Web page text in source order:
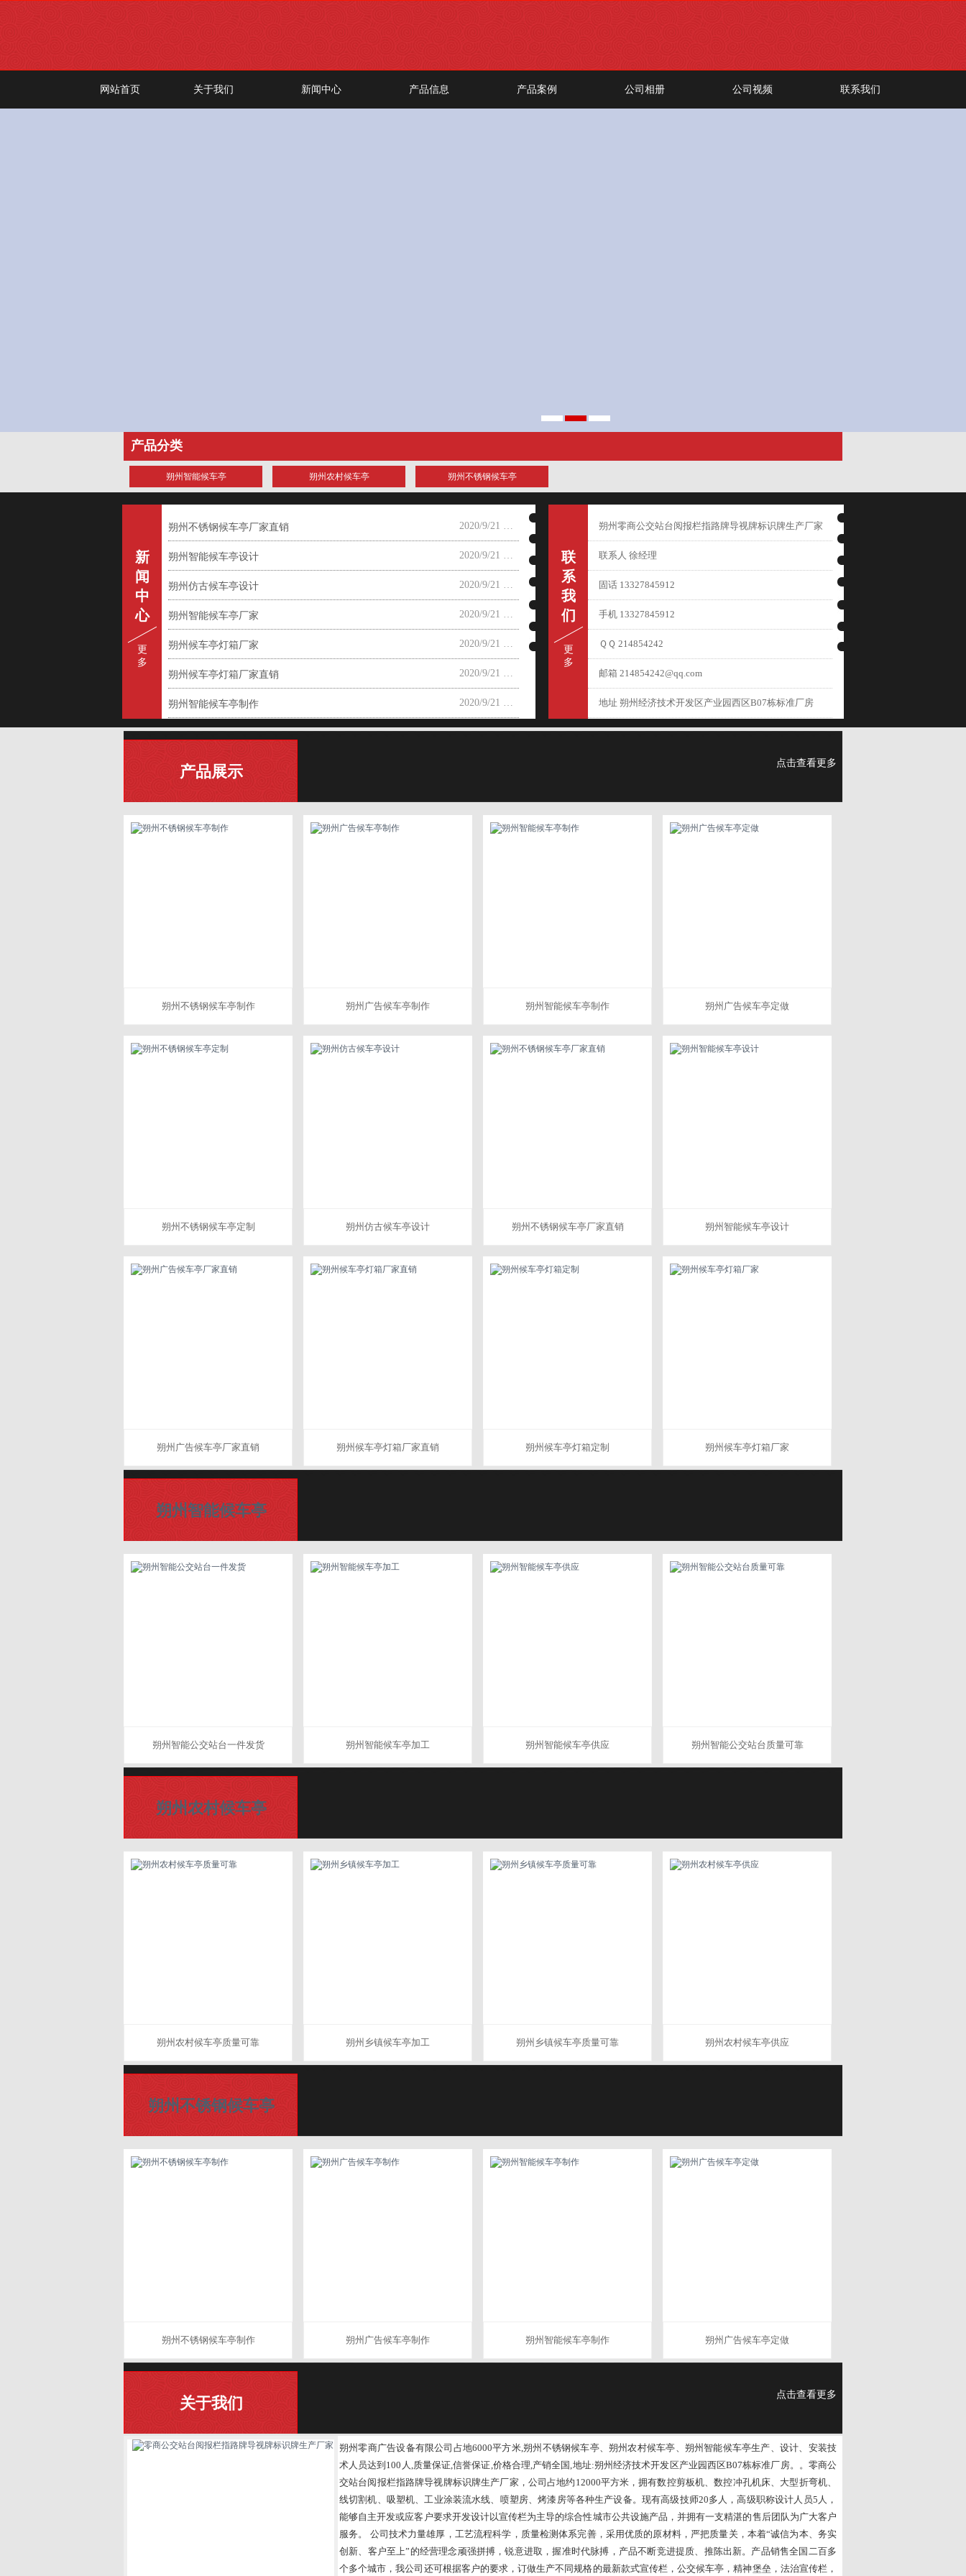
网站首页 关于我们 新闻中心 产品信息 产品案例 公司相册 公司视频 联系我们
产品分类
朔州智能候车亭 朔州农村候车亭 朔州不锈钢候车亭
新
闻
中
心
更
多
朔州不锈钢候车亭厂家直销 2020/9/21 14:02:25
朔州智能候车亭设计 2020/9/21 14:02:23
朔州仿古候车亭设计 2020/9/21 14:02:20
朔州智能候车亭厂家 2020/9/21 14:02:18
朔州候车亭灯箱厂家 2020/9/21 14:02:15
朔州候车亭灯箱厂家直销 2020/9/21 14:02:13
朔州智能候车亭制作 2020/9/21 14:02:10
联
系
我
们
更
多
朔州零商公交站台阅报栏指路牌导视牌标识牌生产厂家
联系人 徐经理
固话 13327845912
手机 13327845912
ＱＱ 214854242
邮箱 214854242@qq.com
地址 朔州经济技术开发区产业园西区B07栋标准厂房
产品展示 点击查看更多
朔州不锈钢候车亭制作 朔州广告候车亭制作 朔州智能候车亭制作 朔州广告候车亭定做
朔州不锈钢候车亭定制 朔州仿古候车亭设计 朔州不锈钢候车亭厂家直销 朔州智能候车亭设计
朔州广告候车亭厂家直销 朔州候车亭灯箱厂家直销 朔州候车亭灯箱定制 朔州候车亭灯箱厂家
朔州智能候车亭
朔州智能公交站台一件发货 朔州智能候车亭加工 朔州智能候车亭供应 朔州智能公交站台质量可靠
朔州农村候车亭
朔州农村候车亭质量可靠 朔州乡镇候车亭加工 朔州乡镇候车亭质量可靠 朔州农村候车亭供应
朔州不锈钢候车亭
朔州不锈钢候车亭制作 朔州广告候车亭制作 朔州智能候车亭制作 朔州广告候车亭定做
关于我们 点击查看更多
朔州零商广告设备有限公司占地6000平方米,朔州不锈钢候车亭、朔州农村候车亭、朔州智能候车亭生产、设计、安装技
术人员达到100人,质量保证,信誉保证,价格合理,产销全国,地址:朔州经济技术开发区产业园西区B07栋标准厂房。。零商公
交站台阅报栏指路牌导视牌标识牌生产厂家，公司占地约12000平方米，拥有数控剪板机、数控冲孔机床、大型折弯机、
线切割机、吸塑机、工业涂装流水线、喷塑房、烤漆房等各种生产设备。现有高级技师20多人，高级职称设计人员5人，
能够自主开发或应客户要求开发设计以宣传栏为主导的综合性城市公共设施产品，并拥有一支精湛的售后团队为广大客户
服务。 公司技术力量雄厚，工艺流程科学，质量检测体系完善，采用优质的原材料，严把质量关，本着“诚信为本、务实
创新、客户至上”的经营理念顽强拼搏，锐意进取，握准时代脉搏，产品不断竞进提质、推陈出新。产品销售全国二百多
个多个城市，我公司还可根据客户的要求，订做生产不同规格的最新款式宣传栏，公交候车亭，精神堡垒，法治宣传栏，